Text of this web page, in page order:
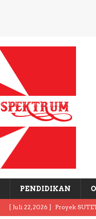
PENDIDIKAN
[ Juli 22, 2026 ] Proyek